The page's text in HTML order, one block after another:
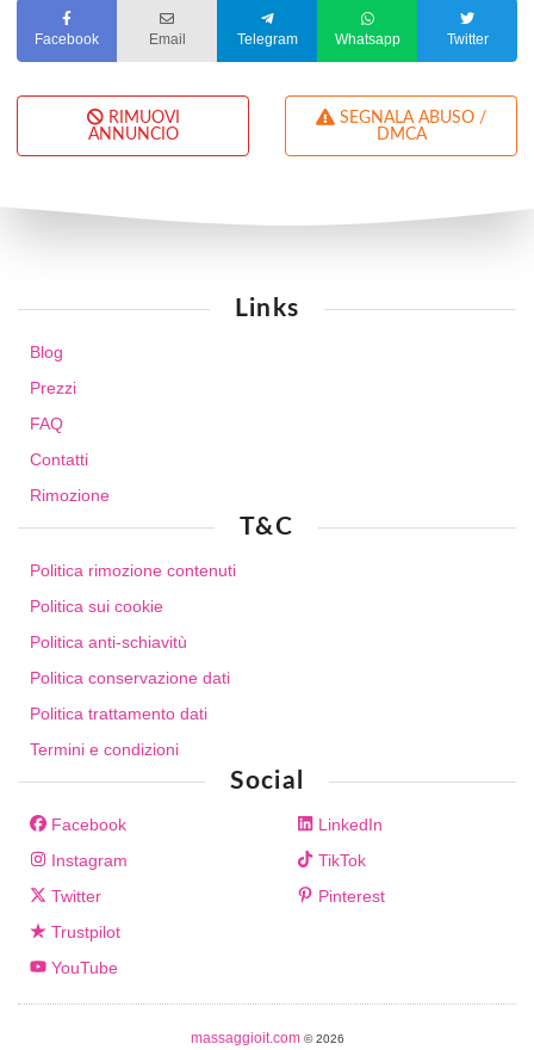
Facebook Email Telegram Whatsapp Twitter
RIMUOVI
ANNUNCIO
DMCA
Links
Blog
Prezzi
FAQ
Contatti
Rimozione
T&C
Politica rimozione contenuti
Politica sui cookie
Politica anti-schiavitù
Politica conservazione dati
Politica trattamento dati
Termini e condizioni
Social
Facebook
Instagram
Twitter
Trustpilot
YouTube
LinkedIn
TikTok
Pinterest
massaggioit.com © 2026